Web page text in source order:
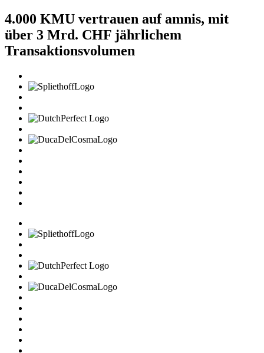
4.000 KMU vertrauen auf amnis, mit
über 3 Mrd. CHF jährlichem
Transaktionsvolumen